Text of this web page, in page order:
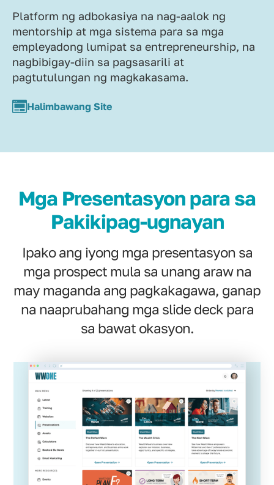
Platform ng adbokasiya na nag-aalok ng
mentorship at mga sistema para sa mga
empleyadong lumipat sa entrepreneurship, na
nagbibigay-diin sa pagsasarili at
pagtutulungan ng magkakasama.
Halimbawang Site
Mga Presentasyon para sa
Pakikipag-ugnayan
Ipako ang iyong mga presentasyon sa
mga prospect mula sa unang araw na
may maganda ang pagkakagawa, ganap
na naaprubahang mga slide deck para
sa bawat okasyon.